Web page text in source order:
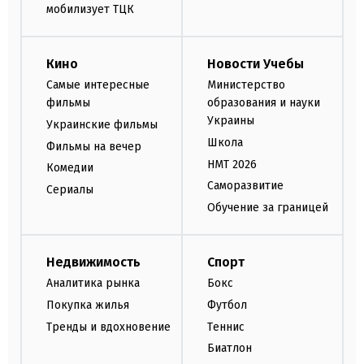
мобилизует ТЦК
Кино
Самые интересные
фильмы
Украинские фильмы
Фильмы на вечер
Комедии
Сериалы
Новости Учебы
Министерство
образования и науки
Украины
Школа
НМТ 2026
Саморазвитие
Обучение за границей
Недвижимость
Аналитика рынка
Покупка жилья
Тренды и вдохновение
Спорт
Бокс
Футбол
Теннис
Биатлон